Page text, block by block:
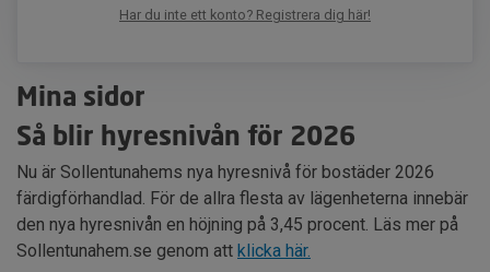
Har du inte ett konto? Registrera dig här!
Mina sidor
Så blir hyresnivån för 2026
Nu är Sollentunahems nya hyresnivå för bostäder 2026
färdigförhandlad. För de allra flesta av lägenheterna innebär
den nya hyresnivån en höjning på 3,45 procent. Läs mer på
Sollentunahem.se genom att klicka här.